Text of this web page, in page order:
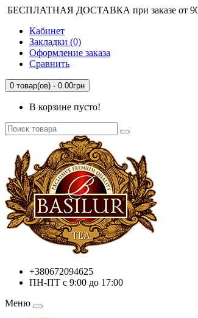
БЕСПЛАТНАЯ ДОСТАВКА при заказе от
Кабинет
Закладки (0)
Оформление заказа
Сравнить
0 товар(ов) - 0.00грн
В корзине пусто!
+380672094625
ПН-ПТ с 9:00 до 17:00
Меню